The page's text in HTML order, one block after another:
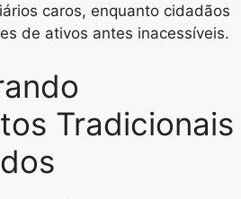
caros, enquanto cidadãos
de ativos antes inacessíveis.
Tradicionais